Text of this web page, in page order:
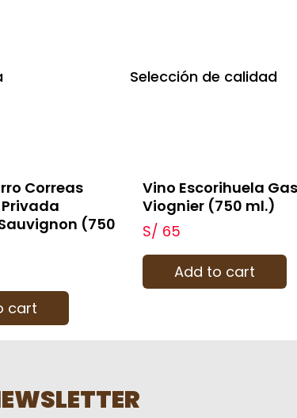
Selección de calidad
Correas
(750
cart
Vino Escorihuela
Viognier (750 ml.)
S/ 65
Add to cart